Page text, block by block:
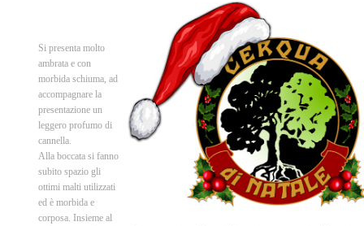
Si presenta molto
ambrata e con
morbida schiuma, ad
accompagnare la
presentazione un
leggero profumo di
cannella.
Alla boccata si fanno
subito spazio gli
ottimi malti utilizzati
ed è morbida e
corposa. Insieme al